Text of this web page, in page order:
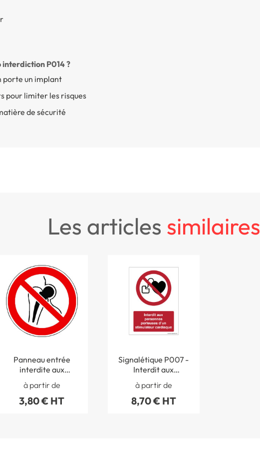
interdiction P014 ?
porte un implant
pour limiter les risques
de sécurité
les articles similaires
Panneau entrée
interdite aux
porteurs d´implants
métalliques ISO
7010 - P014
à partir de
3,80 € HT
Signalétique P007 -
Interdit aux
personnes
porteuses d´un
stimulateur
à partir de
8,70 € HT